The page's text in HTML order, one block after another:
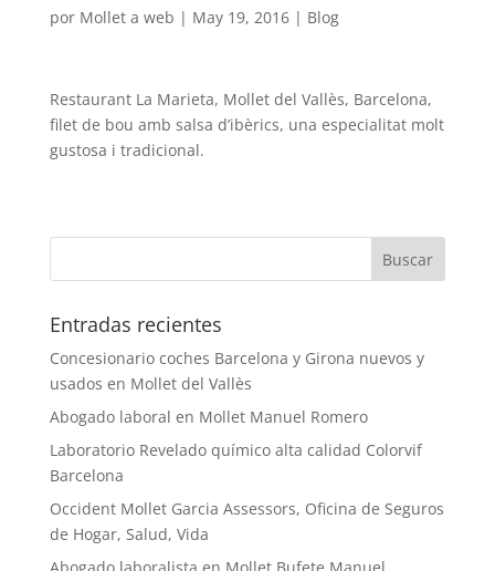
por Mollet a web | May 19, 2016| Blog
Restaurant La Marieta, Mollet del Vallès, Barcelona,
filet de bou amb salsa d’ibèrics, una especialitat molt
gustosa i tradicional.
Entradas recientes
Concesionario coches Barcelona y Girona nuevos y
usados en Mollet del Vallès
Abogado laboral en Mollet Manuel Romero
Laboratorio Revelado químico alta calidad Colorvif
Barcelona
Occident Mollet Garcia Assessors, Oficina de Seguros
de Hogar, Salud, Vida